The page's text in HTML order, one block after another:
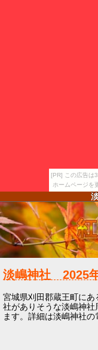
[PR] この広告は
ホームページを
淡嶋神社 2025
宮城県刈田郡蔵王町に
社がありそうな淡嶋神
ます。詳細は淡嶋神社の